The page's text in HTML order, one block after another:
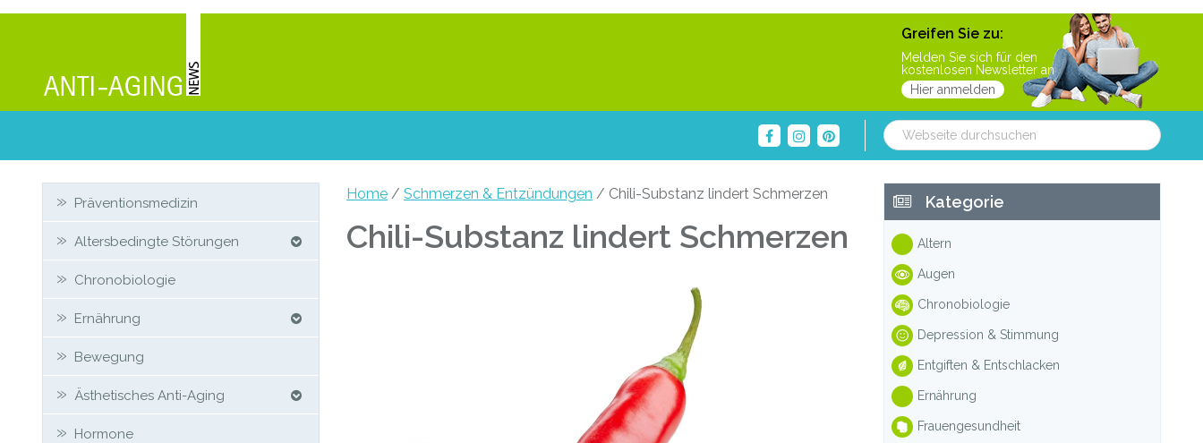
Greifen Sie zu:
Melden Sie sich für den
kostenlosen Newsletter an
Hier anmelden
Webseite
durchsuchen
Home / Schmerzen & Entzündungen / Chili-Substanz lindert Schmerzen
Chili-Substanz lindert Schmerzen
Haupt-
Sidebar
Kategorie
Altern
Augen
Chronobiologie
Depression & Stimmung
Entgiften & Entschlacken
Ernährung
Frauengesundheit
Zweit-
Sidebar
Präventionsmedizin
Altersbedingte Störungen
Chronobiologie
Ernährung
Bewegung
Ästhetisches Anti-Aging
Hormone